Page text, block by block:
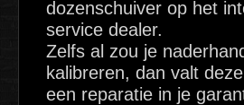
dozenschuiver op het
service dealer.
Zelfs al zou je
kalibreren, dan valt
een reparatie in je